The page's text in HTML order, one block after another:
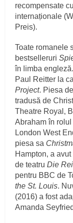
recompensate
internaționale
Preis).
Toate romanele
bestselleruri
în limba
Paul Reitter la
Project. Piesa
tradusă de
Theatre Royal,
Abraham în
London West
piesa sa
Hampton, a
de teatruDie
pentru BBC de
the St. Louis.
(2016) a fost
Amanda